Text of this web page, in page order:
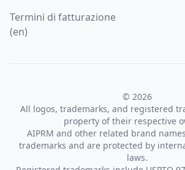
Termini di fatturazione
(en)
© 2026
All logos, trademarks, and registered
property of their respective
AIPRM and other related brand
trademarks and are protected by
laws.